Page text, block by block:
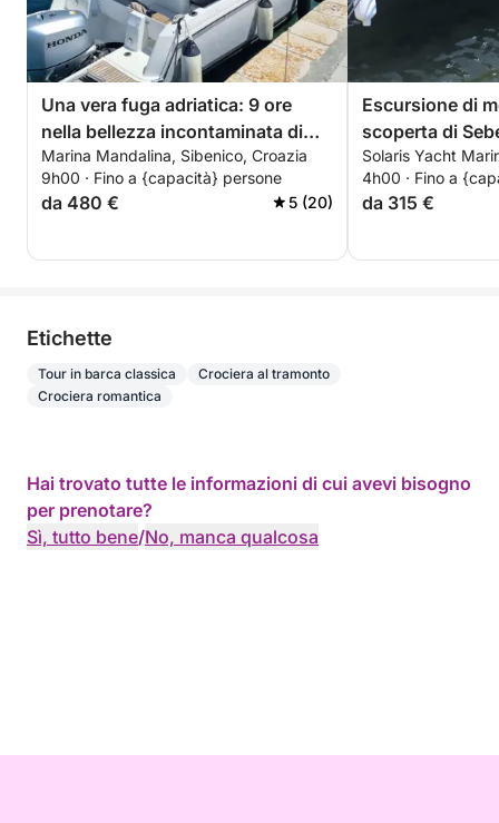
Una vera fuga adriatica: 9 ore
nella bellezza incontaminata di
Sebenico.
Marina Mandalina, Sibenico, Croazia
9h00 · Fino a {capacità} persone
da 480 € 5 (20)
Escursione di
scoperta di
fuga in
Solaris Yacht
4h00 · Fino a
da 315 €
Etichette
Tour in barca classica
Crociera al tramonto
Crociera romantica
Hai trovato tutte le informazioni di cui avevi bisogno
per prenotare?
Sì, tutto bene/No, manca qualcosa